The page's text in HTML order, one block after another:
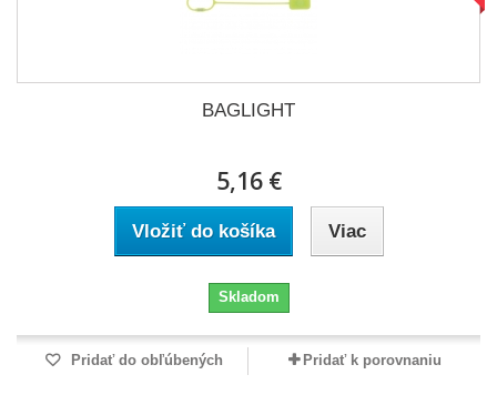
BAGLIGHT
5,16 €
Vložiť do košíka Viac
Skladom
Pridať do obľúbených Pridať k porovnaniu